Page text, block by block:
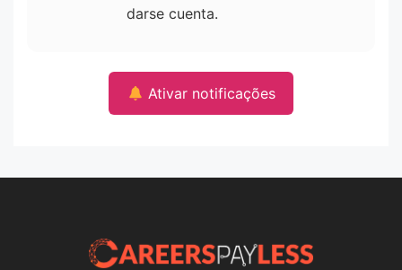
darse cuenta.
Ativar notificações